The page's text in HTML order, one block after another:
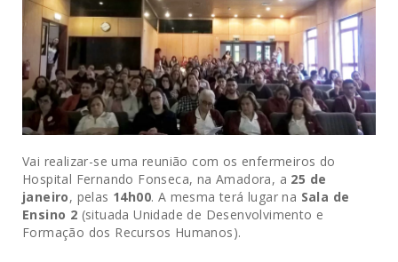
Vai realizar-se uma reunião com os enfermeiros do
Hospital Fernando Fonseca, na Amadora, a 25 de
janeiro, pelas 14h00. A mesma terá lugar na Sala de
Ensino 2 (situada Unidade de Desenvolvimento e
Formação dos Recursos Humanos).